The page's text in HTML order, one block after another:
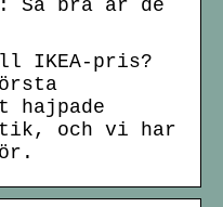
Så bra är de
IKEA-pris?
hajpade
och vi har